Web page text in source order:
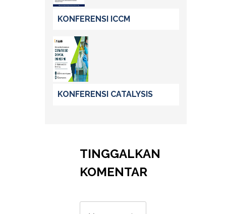
KONFERENSI ICCM
KONFERENSI CATALYSIS
TINGGALKAN
KOMENTAR